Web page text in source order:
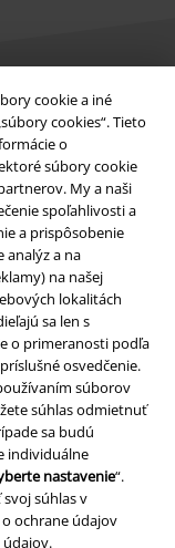
cookie a iné
cookies“. Tieto
o
súbory cookie
My a naši
spoľahlivosti a
a prispôsobenie
analýz a na
na našej
lokalitách
sa len s
o primeranosti podľa
osvedčenie.
súborov
súhlas odmietnuť
sa budú
individuálne
nastavenie“.
súhlas v
ochrane údajov
údajov.